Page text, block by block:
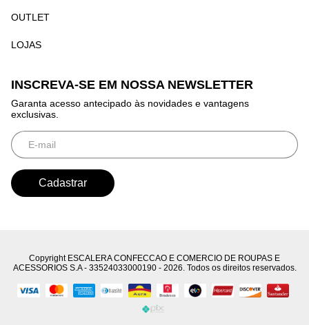
OUTLET
LOJAS
INSCREVA-SE EM NOSSA NEWSLETTER
Garanta acesso antecipado às novidades e vantagens
exclusivas.
Copyright ESCALERA CONFECCAO E COMERCIO DE ROUPAS E
ACESSORIOS S.A - 33524033000190 - 2026. Todos os direitos reservados.